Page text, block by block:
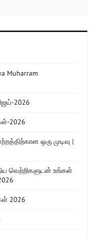
Muharram
2026
2026
ஒரு முடிவு |
வெற்றிகளுடன் உங்கள்
2026